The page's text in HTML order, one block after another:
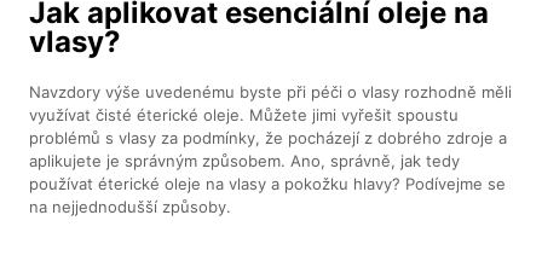
Jak aplikovat esenciální oleje na
vlasy?
Navzdory výše uvedenému byste při péči o vlasy rozhodně měli
využívat čisté éterické oleje. Můžete jimi vyřešit spoustu
problémů s vlasy za podmínky, že pocházejí z dobrého zdroje a
aplikujete je správným způsobem. Ano, správně, jak tedy
používat éterické oleje na vlasy a pokožku hlavy? Podívejme se
na nejjednodušší způsoby.